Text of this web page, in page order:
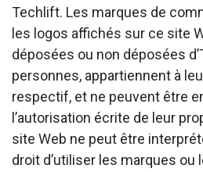
Techlift. Les marques de
les logos affichés sur ce site
déposées ou non déposées
personnes, appartiennent à
respectif, et ne peuvent être
l’autorisation écrite de leur
site Web ne peut être
droit d’utiliser les marques ou